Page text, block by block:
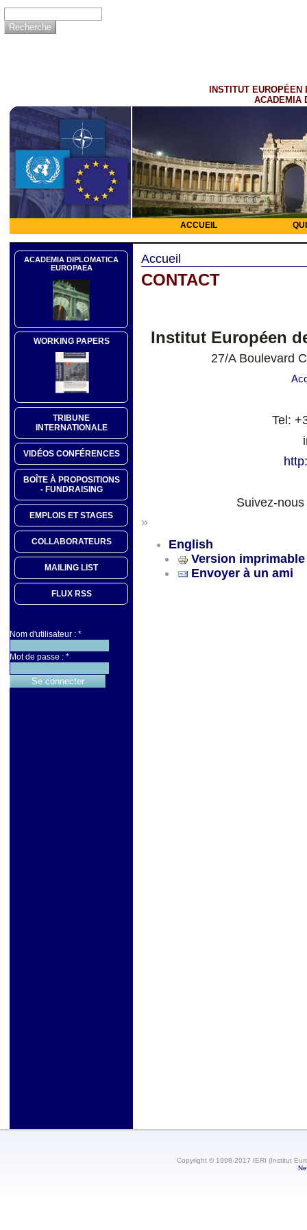
INSTITUT EUROPÉEN
ACADEMIA
ACCUEIL
ACADEMIA DIPLOMATICA
EUROPAEA
WORKING PAPERS
TRIBUNE
INTERNATIONALE
VIDÉOS CONFÉRENCES
BOÎTE À PROPOSITIONS
- FUNDRAISING
EMPLOIS ET STAGES
COLLABORATEURS
MAILING LIST
FLUX RSS
Nom d'utilisateur : *
Mot de passe : *
Accueil
CONTACT
Institut Européen
27/A Boulevard
Tel:
Suivez-
»
English
Version imprimable
Envoyer à un ami
Copyright © 1998-2017 IERI (Institut